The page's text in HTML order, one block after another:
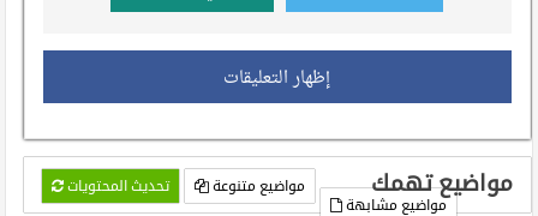
إظهار التعليقات
مواضيع تهمك تحديث المحتويات
مواضيع متنوعة
مواضيع مشابهة